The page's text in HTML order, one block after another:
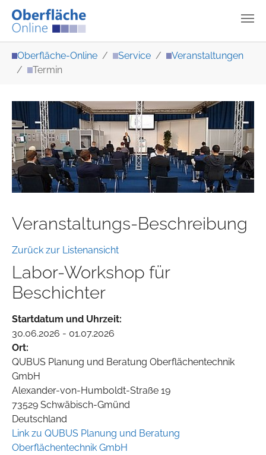
Oberfläche-Online Service
Veranstaltungen
Termin
Veranstaltungs-Beschreibung
Zurück zur Listenansicht
Labor-Workshop für
Beschichter
Startdatum und Uhrzeit:
30.06.2026 - 01.07.2026
Ort:
QUBUS Planung und Beratung Oberflächentechnik
GmbH
Alexander-von-Humboldt-Straße 19
73529 Schwäbisch-Gmünd
Deutschland
Link zu QUBUS Planung und Beratung
Oberflächentechnik GmbH